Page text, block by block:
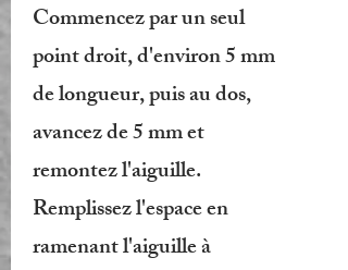
Commencez par un seul
point droit, d'environ 5 mm
de longueur, puis au dos,
avancez de 5 mm et
remontez l'aiguille.
Remplissez l'espace en
ramenant l'aiguille à